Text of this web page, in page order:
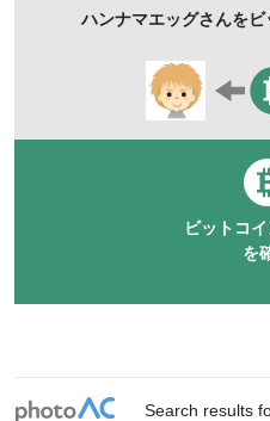
ハンナマエッグさんをビ
ビットコ
を
Search results